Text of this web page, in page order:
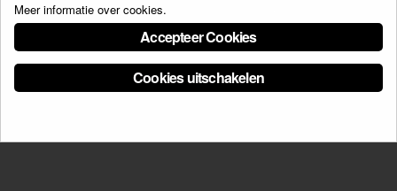
© Copyright - Franciscus Huis Weert B.V. - webdesign:
Meer informatie over cookies.
Accepteer Cookies
Cookies uitschakelen